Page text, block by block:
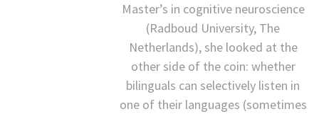
Master’s in cognitive neuroscience
(Radboud University, The
Netherlands), she looked at the
other side of the coin: whether
bilinguals can selectively listen in
one of their languages (sometimes